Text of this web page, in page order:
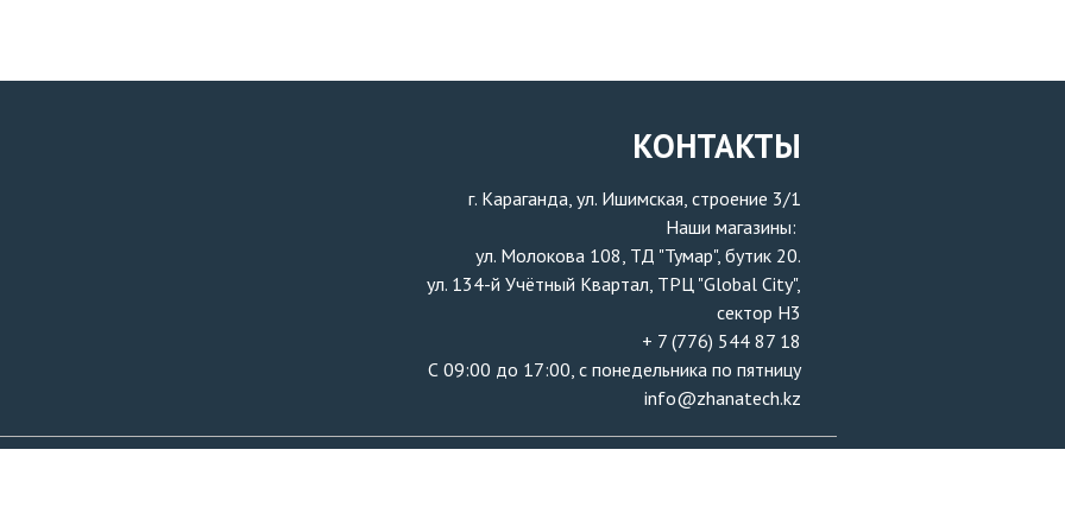
КОНТАКТЫ
г. Караганда, ул. Ишимская, строение 3/1
Наши магазины:
ул. Молокова 108, ТД "Тумар", бутик 20.
ул. 134-й Учётный Квартал, ТРЦ "Global City",
сектор H3
+ 7 (776) 544 87 18
С 09:00 до 17:00, с понедельника по пятницу
info@zhanatech.kz